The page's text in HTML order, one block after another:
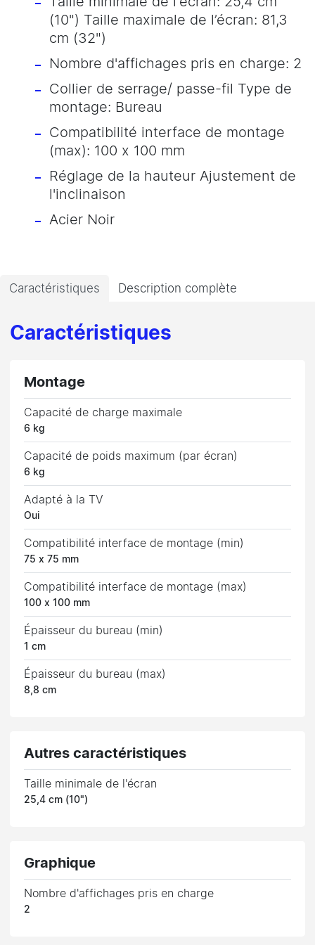
(10") Taille maximale de l’écran: 81,3
cm (32")
Nombre d'affichages pris en charge: 2
Collier de serrage/ passe-fil Type de
montage: Bureau
Compatibilité interface de montage
(max): 100 x 100 mm
Réglage de la hauteur Ajustement de
l'inclinaison
Acier Noir
Caractéristiques Description complète
Caractéristiques
Montage
Capacité de charge maximale
6 kg
Capacité de poids maximum (par écran)
6 kg
Adapté à la TV
Oui
Compatibilité interface de montage (min)
75 x 75 mm
Compatibilité interface de montage (max)
100 x 100 mm
Épaisseur du bureau (min)
1 cm
Épaisseur du bureau (max)
8,8 cm
Autres caractéristiques
Taille minimale de l'écran
25,4 cm (10")
Graphique
Nombre d'affichages pris en charge
2